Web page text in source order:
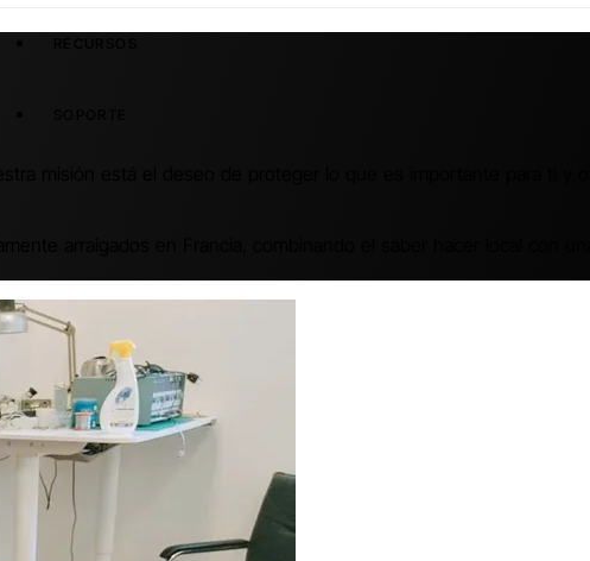
misión está el deseo de proteger lo que es importante para ti y
arraigados en Francia, combinando el saber hacer local con